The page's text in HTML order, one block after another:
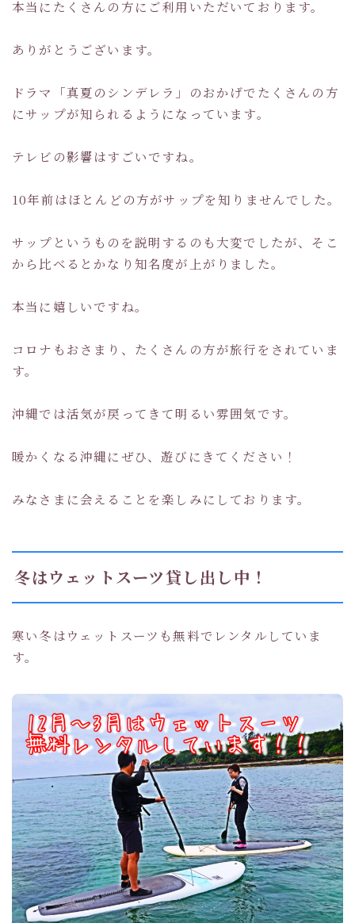
本当にたくさんの方にご利用いただいております。
ありがとうございます。
ドラマ「真夏のシンデレラ」のおかげでたくさんの方
にサップが知られるようになっています。
テレビの影響はすごいですね。
10年前はほとんどの方がサップを知りませんでした。
サップというものを説明するのも大変でしたが、そこ
から比べるとかなり知名度が上がりました。
本当に嬉しいですね。
コロナもおさまり、たくさんの方が旅行をされていま
す。
沖縄では活気が戻ってきて明るい雰囲気です。
暖かくなる沖縄にぜひ、遊びにきてください！
みなさまに会えることを楽しみにしております。
冬はウェットスーツ貸し出し中！
寒い冬はウェットスーツも無料でレンタルしていま
す。